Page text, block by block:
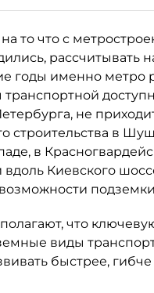
то что с
рассчитывать
годы именно метро
не
строительства в
в
Киевского
что
виды
быстрее,